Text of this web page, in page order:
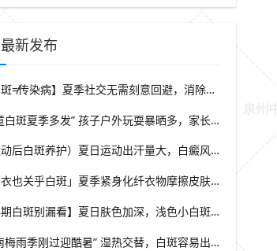
最新发布
【白斑≠传染病】夏季社交无需刻意回避，消除对白斑的误解，泉州中科白癜风医院科普白癜风基础常识
“儿童白斑夏季多发” 孩子户外玩耍暴晒多，家长多留意皮肤变化，泉州中科白癜风医院浅谈孩童白斑相关护理
（运动后白斑养护）夏日运动出汗量大，白癜风人群运动需兼顾防晒与干爽，泉州中科白癜风医院分享运动注意点
「穿衣也关乎白斑」夏季紧身化纤衣物摩擦皮肤，容易触发同形反应，泉州中科白癜风医院推荐白斑人群穿搭选择
【早期白斑别漏看】夏日肤色加深，浅色小白斑容易被忽略，泉州中科白癜风医院提示发现异常白斑尽早筛查
“闽南梅雨季刚过迎酷暑” 湿热交替，白斑容易出现波动，泉州中科白癜风医院讲解潮湿环境下白斑护理重点